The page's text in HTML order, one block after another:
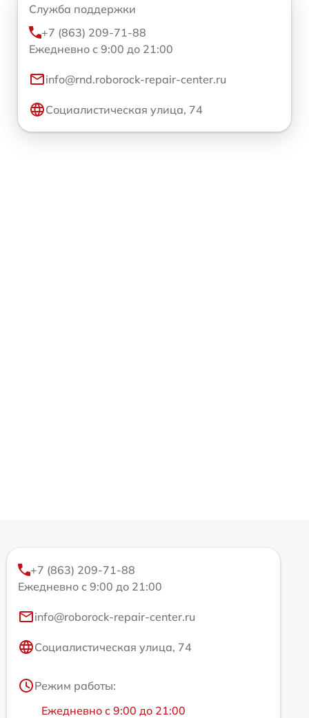
Служба поддержки
+7 (863) 209-71-88
Ежедневно с 9:00 до 21:00
info@rnd.roborock-repair-center.ru
Социалистическая улица, 74
+7 (863) 209-71-88
Ежедневно с 9:00 до 21:00
info@roborock-repair-center.ru
Социалистическая улица, 74
Режим работы:
Ежедневно с 9:00 до 21:00